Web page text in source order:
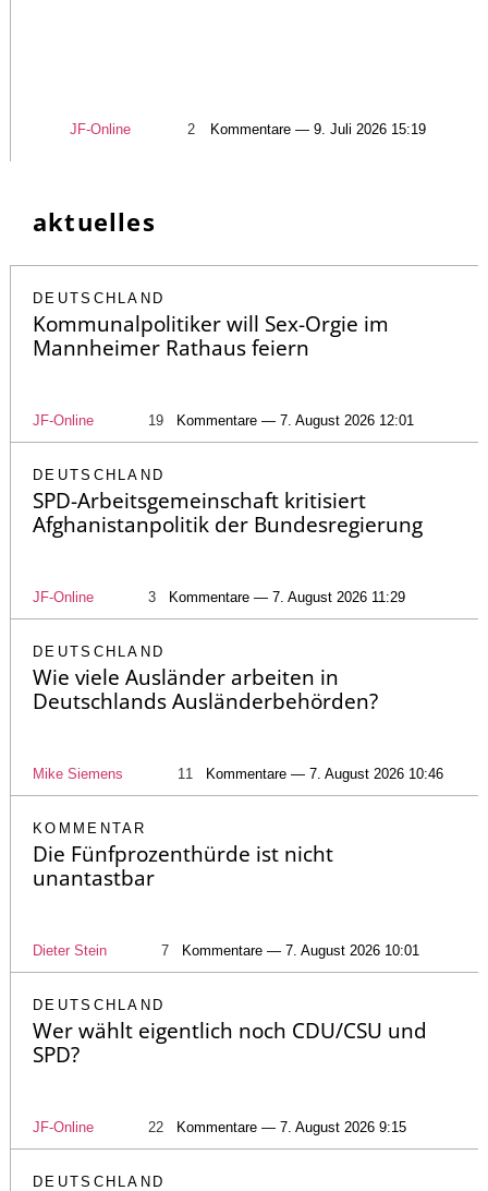
JF-Online 2 Kommentare — 9. Juli 2026 15:19
aktuelles
DEUTSCHLAND
Kommunalpolitiker will Sex-Orgie im
Mannheimer Rathaus feiern
JF-Online 19 Kommentare — 7. August 2026 12:01
DEUTSCHLAND
SPD-Arbeitsgemeinschaft kritisiert
Afghanistanpolitik der Bundesregierung
JF-Online 3 Kommentare — 7. August 2026 11:29
DEUTSCHLAND
Wie viele Ausländer arbeiten in
Deutschlands Ausländerbehörden?
Mike Siemens 11 Kommentare — 7. August 2026 10:46
KOMMENTAR
Die Fünfprozenthürde ist nicht
unantastbar
Dieter Stein 7 Kommentare — 7. August 2026 10:01
DEUTSCHLAND
Wer wählt eigentlich noch CDU/CSU und
SPD?
JF-Online 22 Kommentare — 7. August 2026 9:15
DEUTSCHLAND